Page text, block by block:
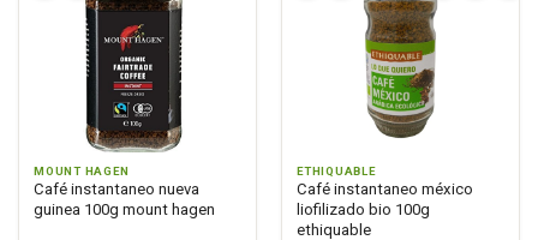
MOUNT HAGEN
Café instantaneo nueva
guinea 100g mount hagen
ETHIQUABLE
Café instantaneo méxico
liofilizado bio 100g
ethiquable